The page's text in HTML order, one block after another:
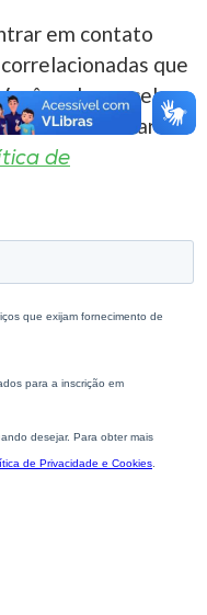
em contato
que
pode cancelar o
momento. Para
de